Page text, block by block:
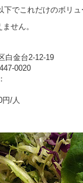
下でこれだけのボリ
せん。
白金台2-12-19
0020
円/人